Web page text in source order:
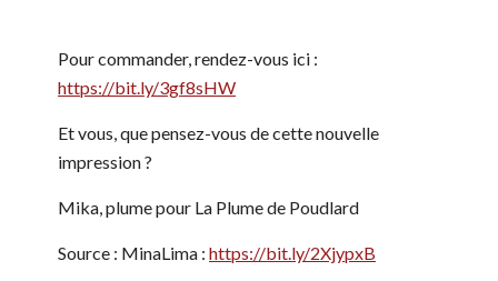
Pour commander, rendez-vous ici :
https://bit.ly/3gf8sHW
Et vous, que pensez-vous de cette nouvelle
impression ?
Mika, plume pour La Plume de Poudlard
Source : MinaLima : https://bit.ly/2XjypxB